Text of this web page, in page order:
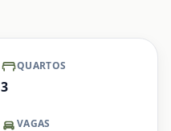
QUARTOS
3
VAGAS